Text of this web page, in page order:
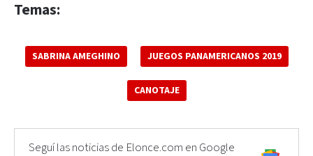
Temas:
SABRINA AMEGHINO JUEGOS PANAMERICANOS 2019
CANOTAJE
Seguí las noticias de Elonce.com en Google